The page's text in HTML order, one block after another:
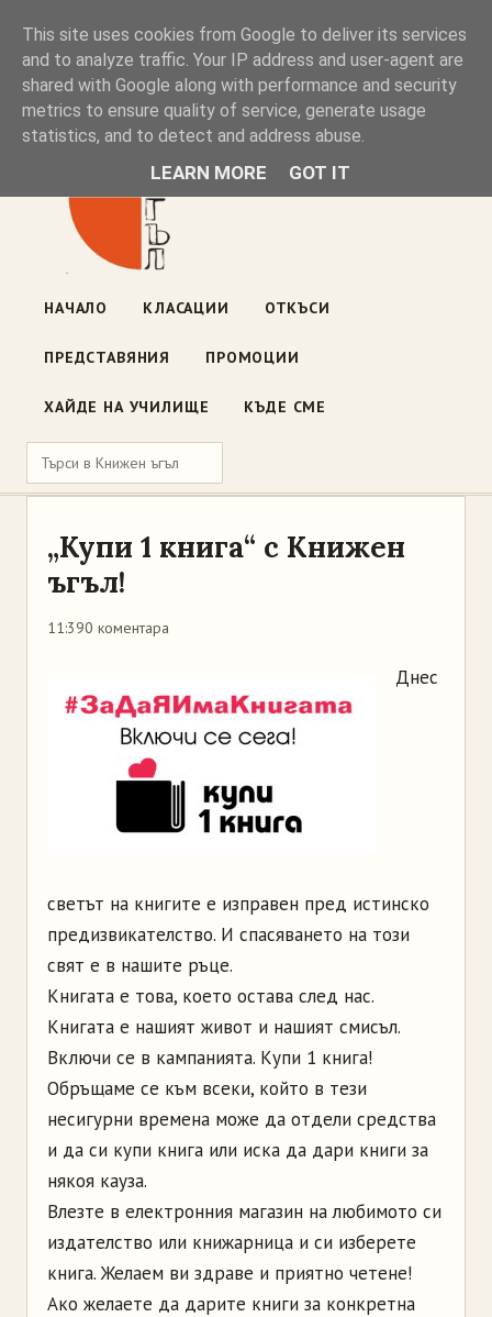
Книжен ъгъл
Блог на книжарницата — класации, откъси, нови книги
ул. „Оборище" 117, София· пон–пет 10:00–19:00 ·
НАЧАЛО КЛАСАЦИИ ОТКЪСИ
ПРЕДСТАВЯНИЯ ПРОМОЦИИ
ХАЙДЕ НА УЧИЛИЩЕ КЪДЕ СМЕ
„Купи 1 книга“ с Книжен
ъгъл!
11:390 коментара
Днес
светът на книгите е изправен пред истинско
предизвикателство. И спасяването на този
свят е в нашите ръце.
Книгата е това, което остава след нас.
Книгата е нашият живот и нашият смисъл.
Включи се в кампанията. Купи 1 книга!
Обръщаме се към всеки, който в тези
несигурни времена може да отдели средства
и да си купи книга или иска да дари книги за
някоя кауза.
Влезте в електронния магазин на любимото си
издателство или книжарница и си изберете
книга. Желаем ви здраве и приятно четене!
Ако желаете да дарите книги за конкретна
This site uses cookies from Google to deliver its services
and to analyze traffic. Your IP address and user-agent are
shared with Google along with performance and security
metrics to ensure quality of service, generate usage
statistics, and to detect and address abuse.
LEARN MORE GOT IT